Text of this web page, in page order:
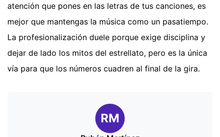
atención que pones en las letras de tus canciones, es
mejor que mantengas la música como un pasatiempo.
La profesionalización duele porque exige disciplina y
dejar de lado los mitos del estrellato, pero es la única
vía para que los números cuadren al final de la gira.
RM